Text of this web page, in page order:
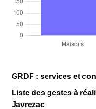
GRDF : services et
Liste des gestes à
Javrezac